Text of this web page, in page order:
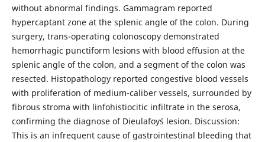
without abnormal findings. Gammagram reported
hypercaptant zone at the splenic angle of the colon. During
surgery, trans-operating colonoscopy demonstrated
hemorrhagic punctiform lesions with blood effusion at the
splenic angle of the colon, and a segment of the colon was
resected. Histopathology reported congestive blood vessels
with proliferation of medium-caliber vessels, surrounded by
fibrous stroma with linfohistiocitic infiltrate in the serosa,
confirming the diagnose of Dieulafoy´s lesion. Discussion:
This is an infrequent cause of gastrointestinal bleeding that